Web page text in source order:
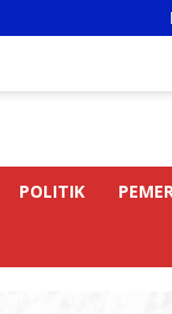
Kapolres
POLITIK